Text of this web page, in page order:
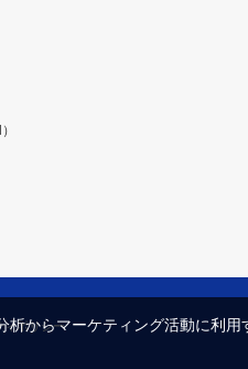
ィポリシー
からマーケティング活動に利用